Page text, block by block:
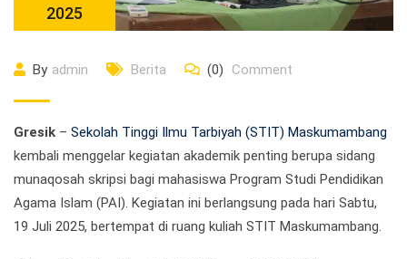
2025
By admin Berita (0) Comment
Gresik – Sekolah Tinggi Ilmu Tarbiyah (STIT) Maskumambang
kembali menggelar kegiatan akademik penting berupa sidang
munaqosah skripsi bagi mahasiswa Program Studi Pendidikan
Agama Islam (PAI). Kegiatan ini berlangsung pada hari Sabtu,
19 Juli 2025, bertempat di ruang kuliah STIT Maskumambang.